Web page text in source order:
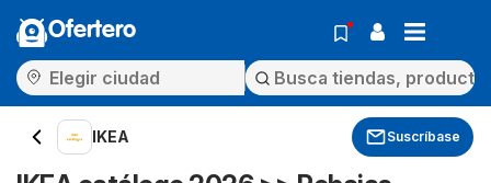
Ofertero
IKEA Suscríbase